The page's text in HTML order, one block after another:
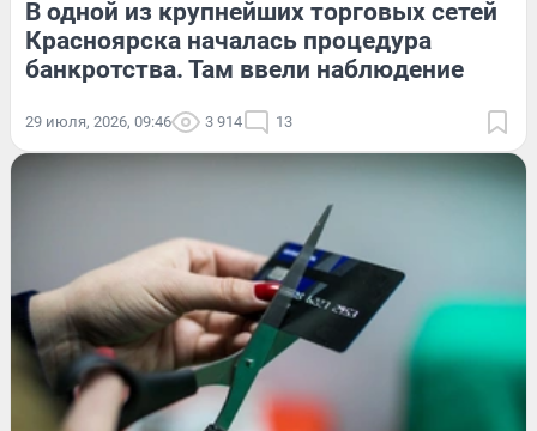
В одной из крупнейших торговых сетей
Красноярска началась процедура
банкротства. Там ввели наблюдение
29 июля, 2026, 09:46 3 914 13